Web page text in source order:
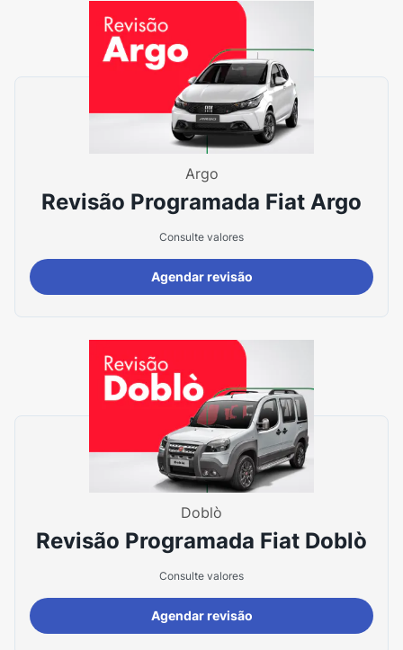
Argo
Revisão Programada Fiat Argo
Consulte valores
Agendar revisão
Doblò
Revisão Programada Fiat Doblò
Consulte valores
Agendar revisão